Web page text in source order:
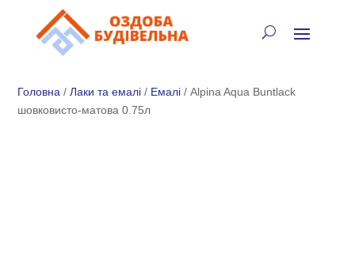
⚡
Головна /Лаки та емалі / Емалі / Alpina Aqua Buntlack
шовковисто-матова 0.75л